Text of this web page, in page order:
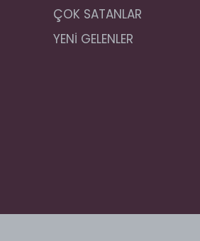
ÇOK SATANLAR
YENİ GELENLER